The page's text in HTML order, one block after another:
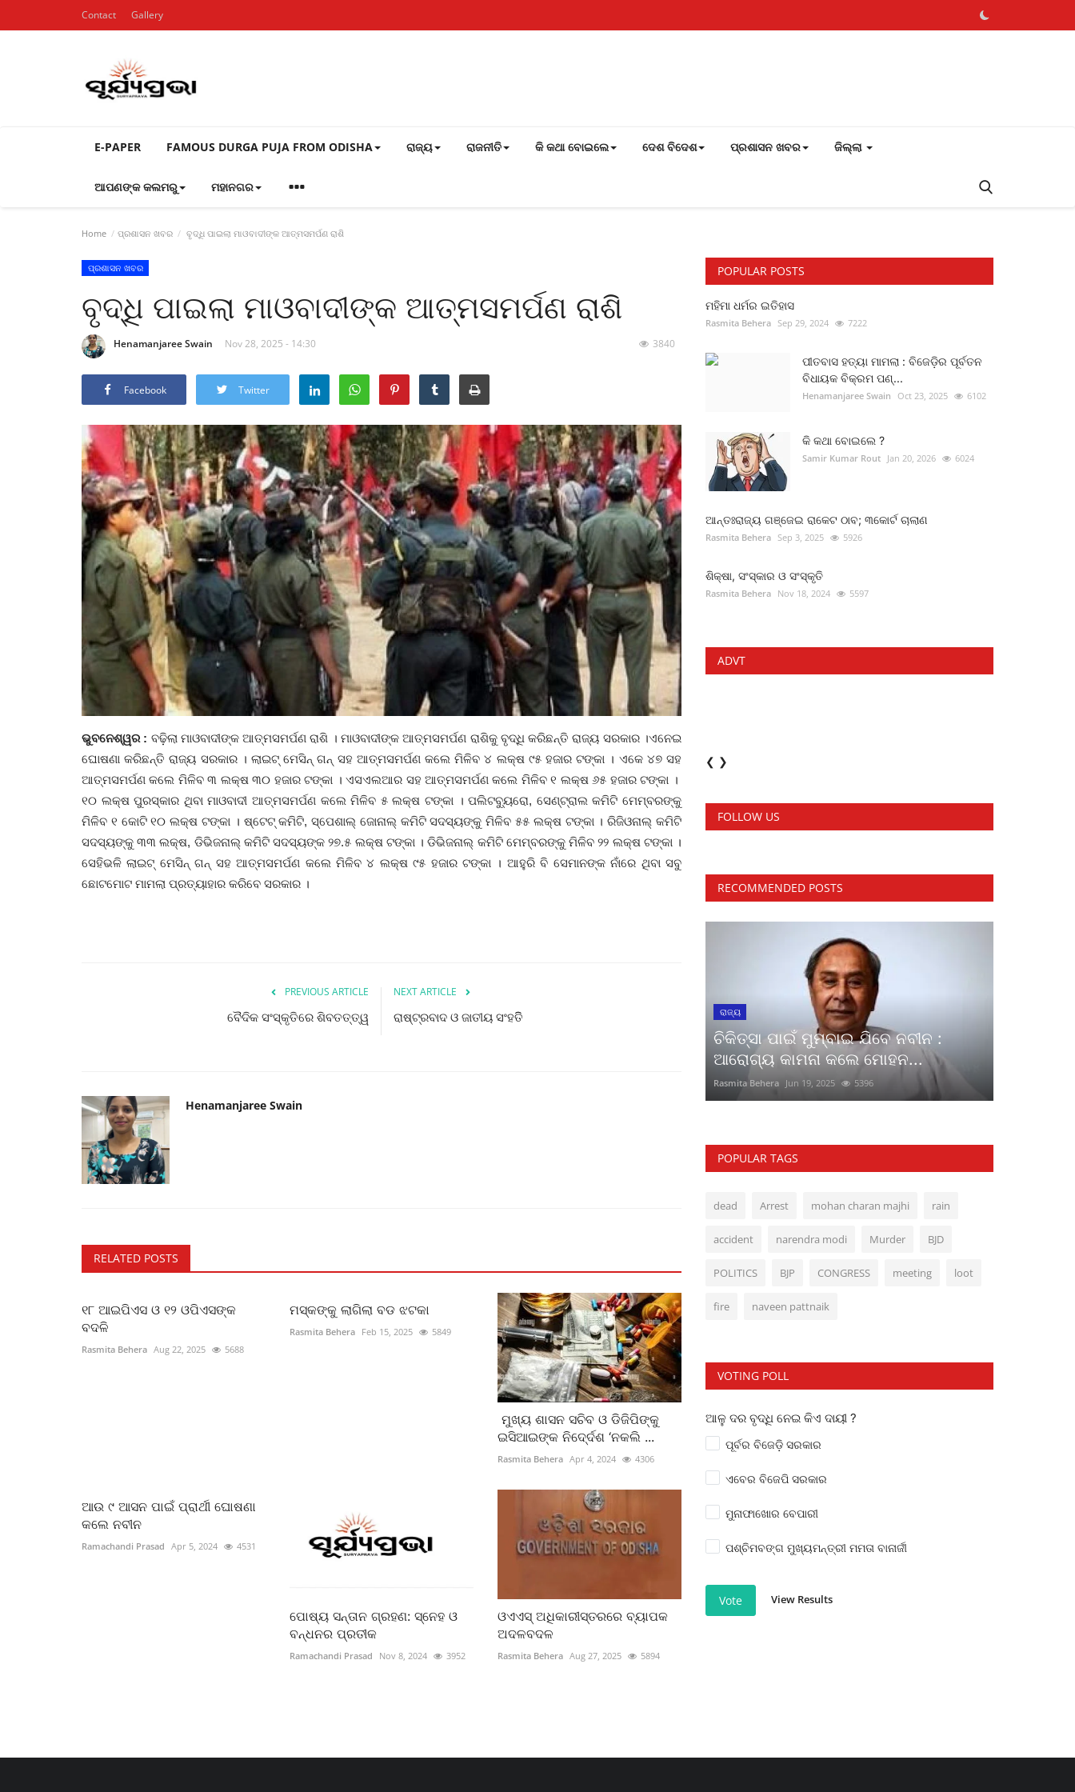
Contact Gallery
E-PAPER FAMOUS DURGA PUJA FROM ODISHA ରାଜ୍ୟ ରାଜନୀତି କି କଥା ବୋଇଲେ ଦେଶ ବିଦେଶ ପ୍ରଶାସନ ଖବର ଜିଲ୍ଲା
ଆପଣଙ୍କ କଲମରୁ ମହାନଗର
Home ପ୍ରଶାସନ ଖବର ବୃଦ୍ଧି ପାଇଲା ମାଓବାଦୀଙ୍କ ଆତ୍ମସମର୍ପଣ ରାଶି
ପ୍ରଶାସନ ଖବର
ବୃଦ୍ଧି ପାଇଲା ମାଓବାଦୀଙ୍କ ଆତ୍ମସମର୍ପଣ ରାଶି
Henamanjaree Swain Nov 28, 2025 - 14:30 3840
Facebook Twitter
ଭୁବନେଶ୍ୱର : ବଢ଼ିଲା ମାଓବାଦୀଙ୍କ ଆତ୍ମସମର୍ପଣ ରାଶି । ମାଓବାଦୀଙ୍କ ଆତ୍ମସମର୍ପଣ ରାଶିକୁ ବୃଦ୍ଧି କରିଛନ୍ତି ରାଜ୍ୟ ସରକାର ।ଏନେଇ
ଘୋଷଣା କରିଛନ୍ତି ରାଜ୍ୟ ସରକାର । ଲାଇଟ୍‌ ମେସିନ୍‌ ଗନ୍‌ ସହ ଆତ୍ମସମର୍ପଣ କଲେ ମିଳିବ ୪ ଲକ୍ଷ ୯୫ ହଜାର ଟଙ୍କା । ଏକେ ୪୭ ସହ
ଆତ୍ମସମର୍ପଣ କଲେ ମିଳିବ ୩ ଲକ୍ଷ ୩୦ ହଜାର ଟଙ୍କା ।ଏସଏଲଆର ସହ ଆତ୍ମସମର୍ପଣ କଲେ ମିଳିବ ୧ ଲକ୍ଷ ୬୫ ହଜାର ଟଙ୍କା । ​​​​​​​
୧୦ ଲକ୍ଷ ପୁରସ୍କାର ଥିବା ମାଓବାଦୀ ଆତ୍ମସମର୍ପଣ କଲେ ମିଳିବ ୫ ଲକ୍ଷ ଟଙ୍କା । ପଲିଟବ୍ୟୁରୋ, ସେଣ୍ଟ୍ରାଲ କମିଟି ମେମ୍ବରଙ୍କୁ
ମିଳିବ ୧ କୋଟି ୧୦ ଲକ୍ଷ ଟଙ୍କା । ଷ୍ଟେଟ୍‌ କମିଟି, ସ୍ପେଶାଲ୍‌ ଜୋନାଲ୍‌ କମିଟି ସଦସ୍ୟଙ୍କୁ ମିଳିବ ୫୫ ଲକ୍ଷ ଟଙ୍କା । ରିଜିଓନାଲ୍‌ କମିଟି
ସଦସ୍ୟଙ୍କୁ ୩୩ ଲକ୍ଷ, ଡିଭିଜନାଲ୍‌ କମିଟି ସଦସ୍ୟଙ୍କ ୨୭.୫ ଲକ୍ଷ ଟଙ୍କା । ଡିଭିଜନାଲ୍‌ କମିଟି ମେମ୍ବରଙ୍କୁ ମିଳିବ ୨୨ ଲକ୍ଷ ଟଙ୍କା ।
ସେହିଭଳି ଲାଇଟ୍‌ ମେସିନ୍‌ ଗନ୍‌ ସହ ଆତ୍ମସମର୍ପଣ କଲେ ମିଳିବ ୪ ଲକ୍ଷ ୯୫ ହଜାର ଟଙ୍କା । ଆହୁରି ବି ସେମାନଙ୍କ ନାଁରେ ଥିବା ସବୁ
ଛୋଟମୋଟ ମାମଲା ପ୍ରତ୍ୟାହାର କରିବେ ସରକାର ।
PREVIOUS ARTICLE
ବୈଦିକ ସଂସ୍କୃତିରେ ଶିବତତ୍ତ୍ୱ
NEXT ARTICLE
ରାଷ୍ଟ୍ରବାଦ ଓ ଜାତୀୟ ସଂହତିି
Henamanjaree Swain
RELATED POSTS
୧୮ ଆଇପିଏସ ଓ ୧୨ ଓପିଏସଙ୍କ
ବଦଳି
Rasmita Behera Aug 22, 2025 5688
ମସ୍କଙ୍କୁ ଲାଗିଲା ବଡ ଝଟକା
Rasmita Behera Feb 15, 2025 5849
ମୁଖ୍ୟ ଶାସନ ସଚିବ ଓ ଡିଜିପିଙ୍କୁ
ଇସିଆଇଙ୍କ ନିଦେ୍ର୍ଦଶ ‘ନକଲି ...
Rasmita Behera Apr 4, 2024 4306
ଆଉ ୯ ଆସନ ପାଇଁ ପ୍ରାର୍ଥୀ ଘୋଷଣା
କଲେ ନବୀନ
Ramachandi Prasad Apr 5, 2024 4531
ପୋଷ୍ୟ ସନ୍ତାନ ଗ୍ରହଣ: ସ୍ନେହ ଓ
ବନ୍ଧନର ପ୍ରତୀକ
Ramachandi Prasad Nov 8, 2024 3952
ଓଏଏସ୍‌ ଅଧିକାରୀସ୍ତରରେ ବ୍ୟାପକ
ଅଦଳବଦଳ
Rasmita Behera Aug 27, 2025 5894
POPULAR POSTS
ମହିମା ଧର୍ମର ଇତିହାସ
Rasmita Behera Sep 29, 2024 7222
ପୀତବାସ ହତ୍ୟା ମାମଲା : ବିଜେଡ଼ିର ପୂର୍ବତନ
ବିଧାୟକ ବିକ୍ରମ ପଣ୍...
Henamanjaree Swain Oct 23, 2025 6102
କି କଥା ବୋଇଲେ ?
Samir Kumar Rout Jan 20, 2026 6024
ଆନ୍ତଃରାଜ୍ୟ ଗଞ୍ଜେଇ ରାକେଟ ଠାବ; ୩କୋର୍ଟ ଚାଲାଣ
Rasmita Behera Sep 3, 2025 5926
ଶିକ୍ଷା, ସଂସ୍କାର ଓ ସଂସ୍କୃତି
Rasmita Behera Nov 18, 2024 5597
ADVT
❮ ❯
FOLLOW US
RECOMMENDED POSTS
ରାଜ୍ୟ
ଚିକିତ୍ସା ପାଇଁ ମୁମ୍ବାଇ ଯିବେ ନବୀନ :
ଆରୋଗ୍ୟ କାମନା କଲେ ମୋହନ...
Rasmita Behera Jun 19, 2025 5396
POPULAR TAGS
dead Arrest mohan charan majhi rain
accident narendra modi Murder BJD
POLITICS BJP CONGRESS meeting loot
fire naveen pattnaik
VOTING POLL
ଆଳୁ ଦର ବୃଦ୍ଧି ନେଇ କିଏ ଦାୟୀ ?
ପୂର୍ବର ବିଜେଡ଼ି ସରକାର
ଏବେର ବିଜେପି ସରକାର
ମୁନାଫାଖୋର ବେପାରୀ
ପଶ୍ଚିମବଙ୍ଗ ମୁଖ୍ୟମନ୍ତ୍ରୀ ମମତା ବାନାର୍ଜୀ
Vote View Results